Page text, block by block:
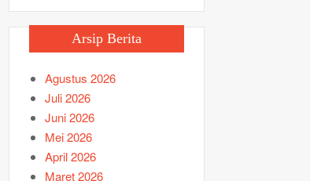
Arsip Berita
Agustus 2026
Juli 2026
Juni 2026
Mei 2026
April 2026
Maret 2026